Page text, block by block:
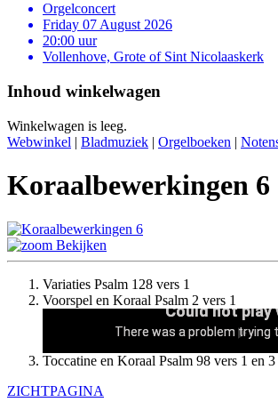
Orgelconcert
Friday 07 August 2026
20:00 uur
Vollenhove, Grote of Sint Nicolaaskerk
Inhoud winkelwagen
Winkelwagen is leeg.
Webwinkel | Bladmuziek | Orgelboeken |
Koraalbewerkingen 6
Bekijken
Variaties Psalm 128 vers 1
Voorspel en Koraal Psalm 2 vers 1
Could not play
There was a problem trying
Error code:
Toccatine en Koraal Psalm 98 vers 1 en 3
ZICHTPAGINA